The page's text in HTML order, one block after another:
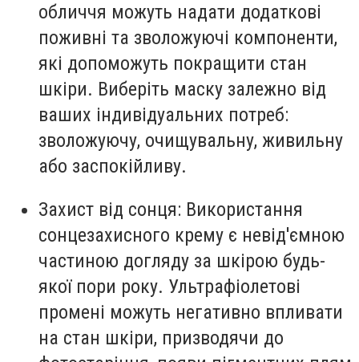
обличчя можуть надати додаткові
поживні та зволожуючі компоненти,
які допоможуть покращити стан
шкіри. Виберіть маску залежно від
ваших індивідуальних потреб:
зволожуючу, очищувальну, живильну
або заспокійливу.
Захист від сонця: Використання
сонцезахисного крему є невід'ємною
частиною догляду за шкірою будь-
якої пори року. Ультрафіолетові
промені можуть негативно впливати
на стан шкіри, призводячи до